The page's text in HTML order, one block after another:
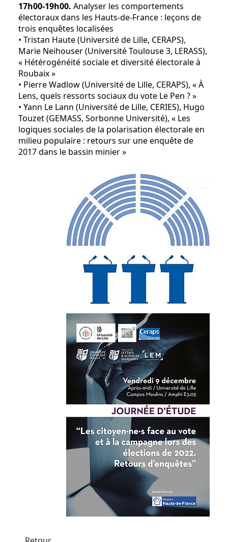
17h00-19h00. Analyser les comportements
électoraux dans les Hauts-de-France : leçons de
trois enquêtes localisées
• Tristan Haute (Université de Lille, CERAPS),
Marie Neihouser (Université Toulouse 3, LERASS),
« Hétérogénéité sociale et diversité électorale à
Roubaix »
• Pierre Wadlow (Université de Lille, CERAPS), « À
Lens, quels ressorts sociaux du vote Le Pen ? »
• Yann Le Lann (Université de Lille, CERIES), Hugo
Touzet (GEMASS, Sorbonne Université), « Les
logiques sociales de la polarisation électorale en
milieu populaire : retours sur une enquête de
2017 dans le bassin minier »